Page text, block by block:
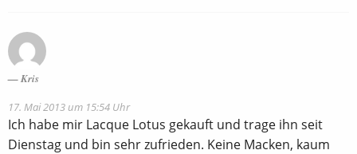
Kris
17. Mai 2013 um 15:54 Uhr
Ich habe mir Lacque Lotus gekauft und trage ihn seit
Dienstag und bin sehr zufrieden. Keine Macken, kaum